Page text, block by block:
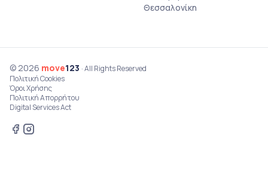
Θεσσαλονίκη
© 2026 move123 · All Rights Reserved
Πολιτική Cookies
Όροι Χρήσης
Πολιτική Απορρήτου
Digital Services Act